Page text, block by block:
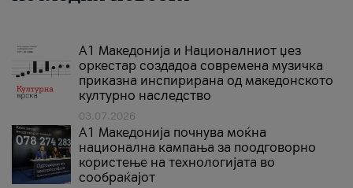
А1 Македонија и Националниот џез
оркестар создадоа современа музичка
приказна инспирирана од македонското
културно наследство
03.07.2026
A1 Македонија почнува моќна
национална кампања за поодговорно
користење на технологијата во
сообраќајот